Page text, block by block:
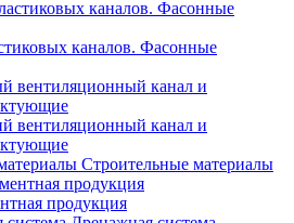
каналов. Фасонные
вентиляционный канал и
вентиляционный канал и
Строительные материалы
продукция